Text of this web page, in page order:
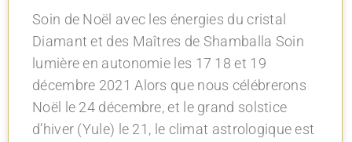
Soin de Noël avec les énergies du cristal
Diamant et des Maîtres de Shamballa Soin
lumière en autonomie les 17 18 et 19
décembre 2021 Alors que nous célébrerons
Noël le 24 décembre, et le grand solstice
d’hiver (Yule) le 21, le climat astrologique est